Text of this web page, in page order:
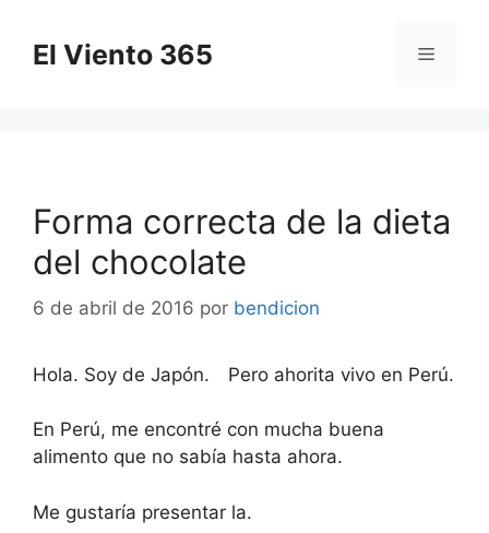
contenido
El Viento 365 Menú
Forma correcta de la dieta
del chocolate
6 de abril de 2016 por bendicion
Hola. Soy de Japón. Pero ahorita vivo en Perú.
En Perú, me encontré con mucha buena
alimento que no sabía hasta ahora.
Me gustaría presentar la.